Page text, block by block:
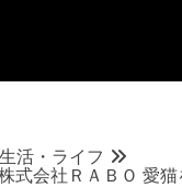
生活・ライフ
株式会社ＲＡＢＯ 愛